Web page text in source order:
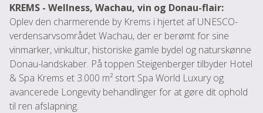
KREMS - Wellness, Wachau, vin og Donau-flair:
Oplev den charmerende by Krems i hjertet af UNESCO-
verdensarvsområdet Wachau, der er berømt for sine
vinmarker, vinkultur, historiske gamle bydel og naturskønne
Donau-landskaber. På toppen Steigenberger tilbyder Hotel
& Spa Krems et 3.000 m² stort Spa World Luxury og
avancerede Longevity behandlinger for at gøre dit ophold
til ren afslapning.